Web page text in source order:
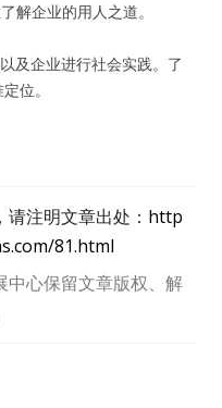
解企业的用人之道。
及企业进行社会实践。了
位。
注明文章出处： http
81.html
中心保留文章版权、解